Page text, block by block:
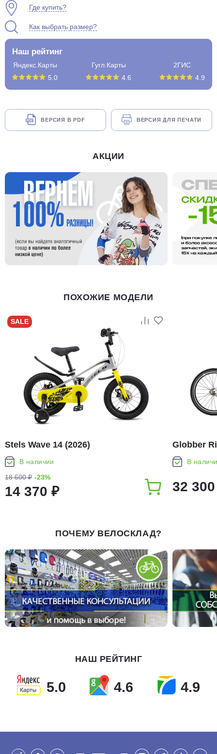
Где купить?
Как выбрать размер?
Наш рейтинг
Яндекс.Карты
5.0
Гугл.Карты
4.6
2ГИС
4.9
ВЕРСИЯ В PDF ВЕРСИЯ ДЛЯ ПЕЧАТИ
АКЦИИ
ПОХОЖИЕ МОДЕЛИ
SALE
Stels Wave 14 (2026)
В наличии
18 600 ₽ -23%
14 370 ₽
Globber
В
32
ПОЧЕМУ ВЕЛОСКЛАД?
НАШ РЕЙТИНГ
5.0 4.6 4.9